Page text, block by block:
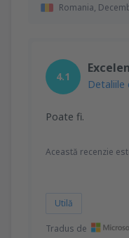
Romania,
4.1
Detaliile
Poate fi.
Această recenzie
Utilă
Tradus de